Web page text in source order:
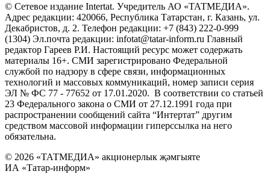
© Сетевое издание Intertat. Учредитель АО «ТАТМЕДИА».
Адрес редакции: 420066, Республика Татарстан, г. Казань, ул.
Декабристов, д. 2. Телефон редакции: +7 (843) 222-0-999
(1304) Эл.почта редакции: infotat@tatar-inform.ru Главный
редактор Гареев Р.И. Настоящий ресурс может содержать
материалы 16+. СМИ зарегистрировано Федеральной
службой по надзору в сфере связи, информационных
технологий и массовых коммуникаций, номер записи серия
ЭЛ № ФС 77 - 77652 от 17.01.2020. В соответствии со статьей
23 Федерального закона о СМИ от 27.12.1991 года при
распространении сообщений сайта “Интертат” другим
средством массовой информации гиперссылка на него
обязательна.
© 2026 «ТАТМЕДИА» акционерлык җәмгыяте
ИА «Татар-информ»